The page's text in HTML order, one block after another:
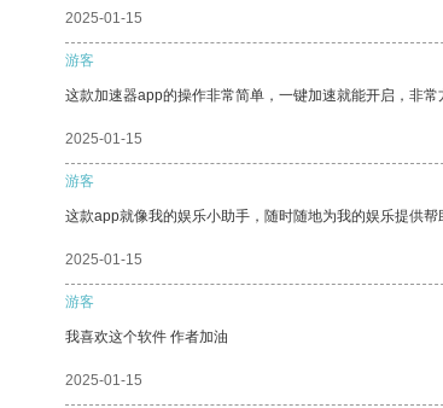
2025-01-15
游客
这款加速器app的操作非常简单，一键加速就能开启，非常
2025-01-15
游客
这款app就像我的娱乐小助手，随时随地为我的娱乐提供帮
2025-01-15
游客
我喜欢这个软件 作者加油
2025-01-15